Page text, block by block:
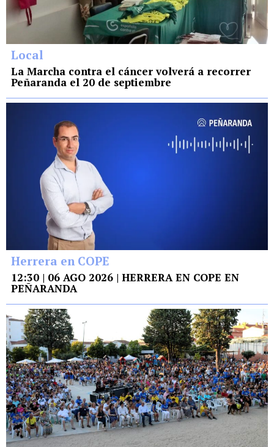
Local
La Marcha contra el cáncer volverá a recorrer
Peñaranda el 20 de septiembre
Herrera en COPE
12:30 | 06 AGO 2026 | HERRERA EN COPE EN
PEÑARANDA